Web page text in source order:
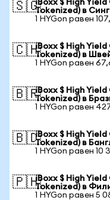
🇸🇬iBoxx $ High
Tokenized) в
1 HYGon равен
🇨🇭iBoxx $ High
Tokenized) в
1 HYGon равен
🇧🇷iBoxx $ High
Tokenized) в
1 HYGon равен
🇧🇩iBoxx $ High
Tokenized) в
1 HYGon равен 10
🇵🇭iBoxx $ High
Tokenized) в
1 HYGon равен 5